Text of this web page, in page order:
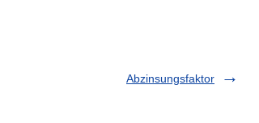
Abzinsungsfaktor